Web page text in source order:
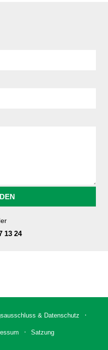
& Datenschutz
Satzung